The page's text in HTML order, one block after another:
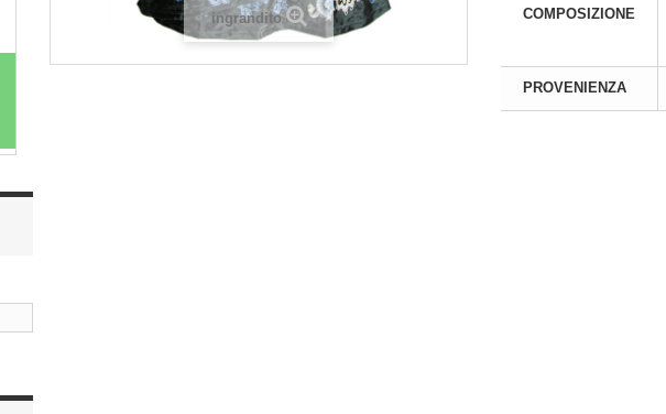
More More
Registrarsi per
ingrandito
COMPOSIZIONE
PROVENIENZA